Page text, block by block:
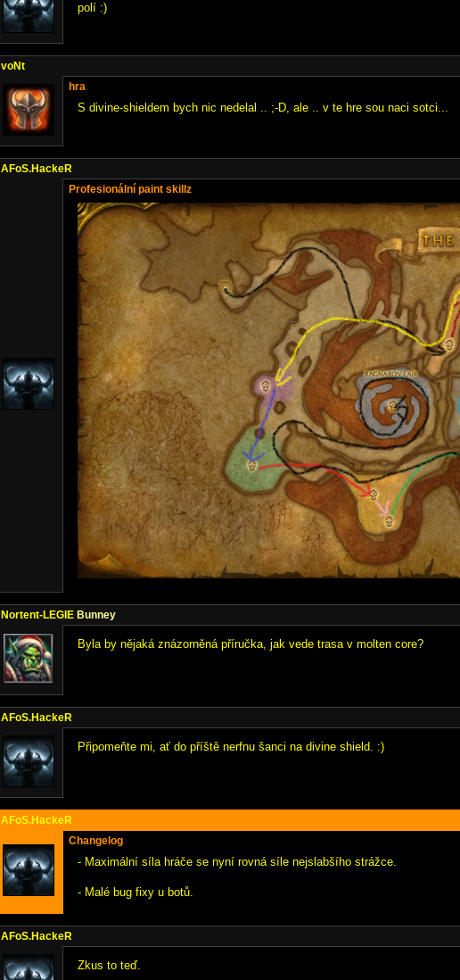
polí :)
voNt
hra
S divine-shieldem bych nic nedelal .. ;-D, ale .. v te hre sou naci sotci...
AFoS.HackeR
Profesionální paint skillz
Nortent-LEGIE Bunney
Byla by nějaká znázorněná příručka, jak vede trasa v molten core?
AFoS.HackeR
Připomeňte mi, ať do příště nerfnu šanci na divine shield. :)
AFoS.HackeR
Changelog
- Maximální síla hráče se nyní rovná síle nejslabšího strážce.
- Malé bug fixy u botů.
AFoS.HackeR
Zkus to teď.